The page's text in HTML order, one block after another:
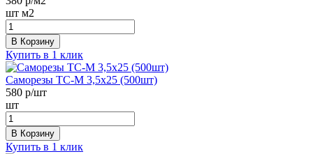
шт м2
В Корзину
Купить в 1 клик
Саморезы ТС-М 3,5х25 (500шт)
580 р/шт
шт
В Корзину
Купить в 1 клик